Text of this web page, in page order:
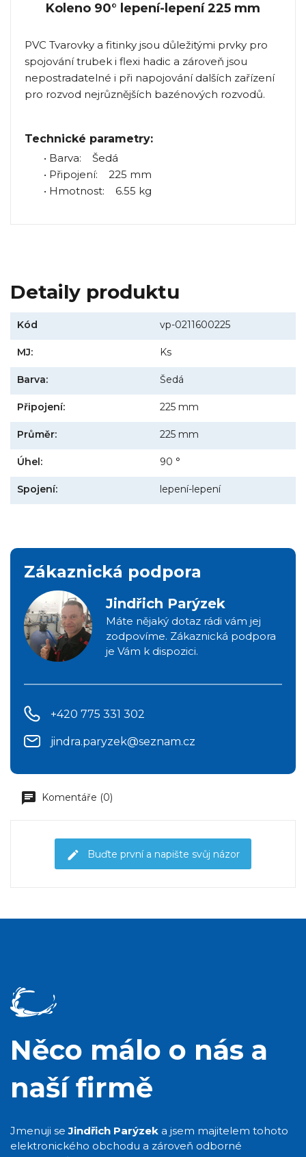
Koleno 90° lepení-lepení 225 mm
PVC Tvarovky a fitinky jsou důležitými prvky pro
spojování trubek i flexi hadic a zároveň jsou
nepostradatelné i při napojování dalších zařízení
pro rozvod nejrůznějších bazénových rozvodů.
Technické parametry:
• Barva: Šedá
• Připojení: 225 mm
• Hmotnost: 6.55 kg
Detaily produktu
Kód vp-0211600225
MJ: Ks
Barva: Šedá
Připojení: 225 mm
Průměr: 225 mm
Úhel: 90 °
Spojení: lepení-lepení
Zákaznická podpora
Jindřich Parýzek
Máte nějaký dotaz rádi vám jej
zodpovíme. Zákaznická podpora
je Vám k dispozici.
+420 775 331 302
jindra.paryzek@seznam.cz
Komentáře (0)
Buďte první a napište svůj názor
Něco málo o nás a
naší firmě
Jmenuji seJindřich Parýzek a jsem majitelem tohoto
elektronického obchodu a zároveň odborné